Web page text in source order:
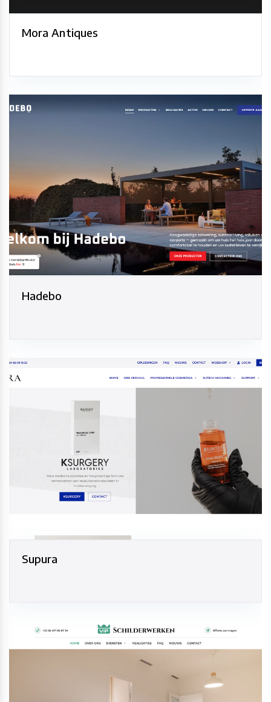
Mora Antiques
Hadebo
Supura